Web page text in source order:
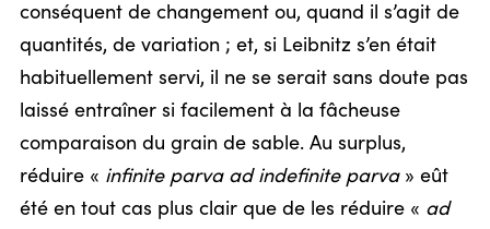
conséquent de changement ou, quand il s’agit de
quantités, de variation ; et, si Leibnitz s’en était
habituellement servi, il ne se serait sans doute pas
laissé entraîner si facilement à la fâcheuse
comparaison du grain de sable. Au surplus,
réduire « infinite parva ad indefinite parva» eût
été en tout cas plus clair que de les réduire « ad